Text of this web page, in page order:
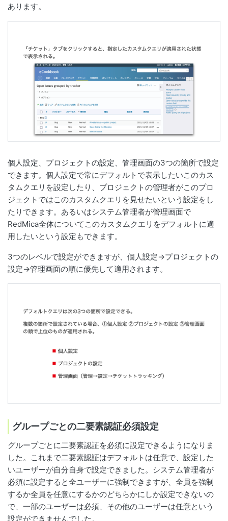
あります。
個人設定、プロジェクトの設定、管理画面の3つの箇所で設定
できます。個人設定で常にデフォルトで表示したいこのカス
タムクエリを設定したり、プロジェクトの管理者がこのプロ
ジェクトではこのカスタムクエリを見せたいという設定をし
たりできます。あるいはシステム管理者が管理画面で
RedMica全体についてこのカスタムクエリをデフォルトに適
用したいという設定もできます。
3つのレベルで設定ができますが、個人設定→プロジェクトの
設定→管理画面の順に優先して適用されます。
グループごとの二要素認証必須設定
グループごとに二要素認証を必須に設定できるようになりま
した。これまで二要素認証はデフォルトは任意で、設定した
いユーザーが自分自身で設定できました。システム管理者が
必須に設定すると全ユーザーに強制できますが、全員を強制
するか全員を任意にするかのどちらかにしか設定できないの
で、一部のユーザーは必須、その他のユーザーは任意という
設定ができませんでした。